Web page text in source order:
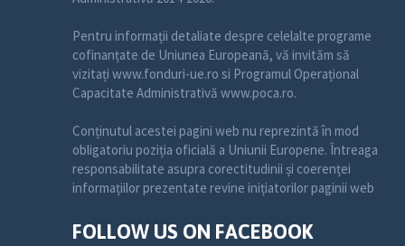
Pentru informații detaliate despre celelalte programe
cofinanțate de Uniunea Europeană, vă invităm să
vizitați www.fonduri-ue.ro si Programul Operațional
Capacitate Administrativă www.poca.ro.
Conținutul acestei pagini web nu reprezintă în mod
obligatoriu poziția oficială a Uniunii Europene. Întreaga
responsabilitate asupra corectitudinii și coerenței
informațiilor prezentate revine inițiatorilor paginii web
FOLLOW US ON FACEBOOK